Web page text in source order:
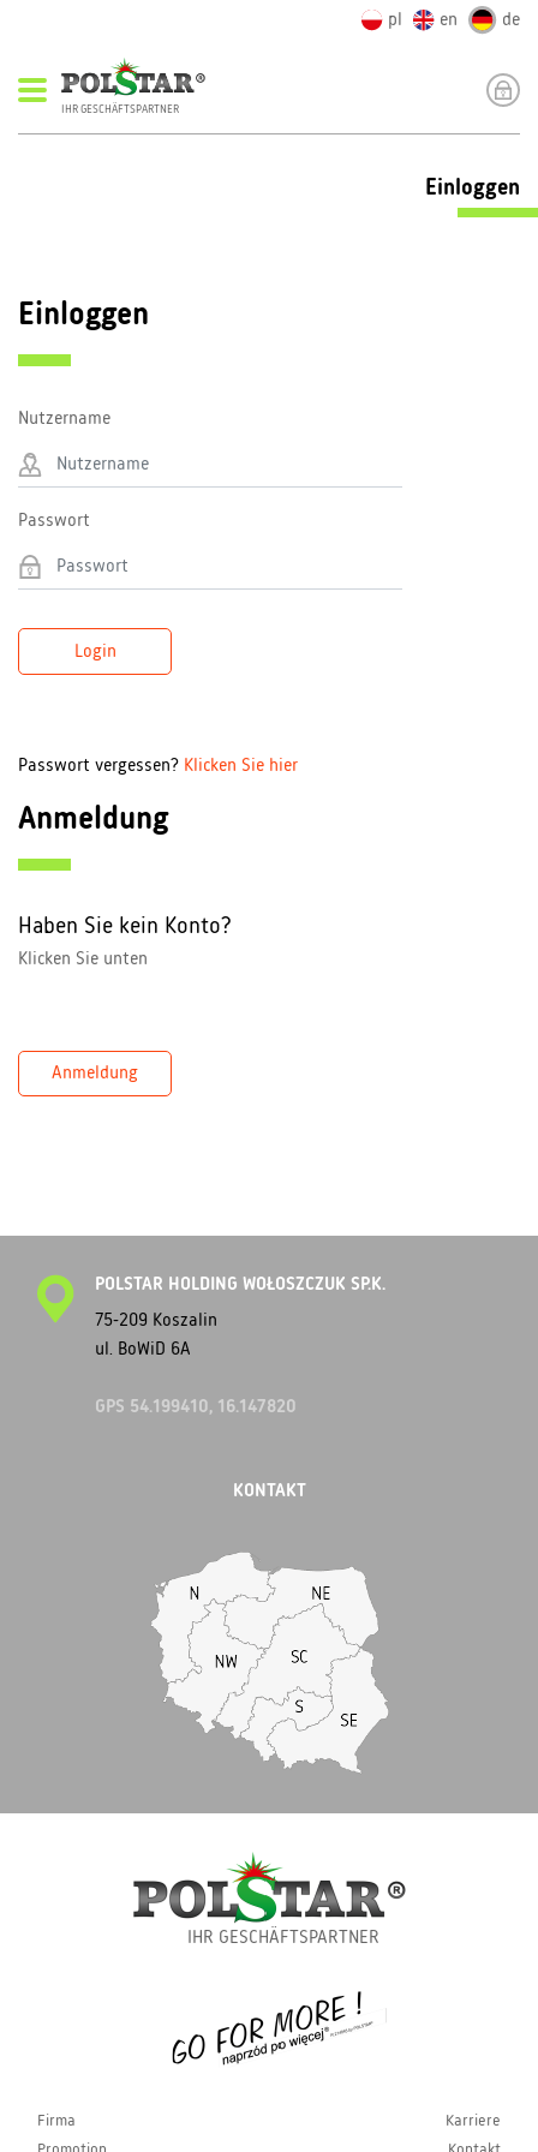
pl en de
IHR GESCHÄFTSPARTNER
Einloggen
Einloggen
Nutzername
Passwort
Login
Passwort vergessen? Klicken Sie hier
Anmeldung
Haben Sie kein Konto?
Klicken Sie unten
Anmeldung
POLSTAR HOLDING WOŁOSZCZUK SP.K.
75-209 Koszalin
ul. BoWiD 6A
GPS 54.199410, 16.147820
KONTAKT
IHR GESCHÄFTSPARTNER
Firma
Karriere